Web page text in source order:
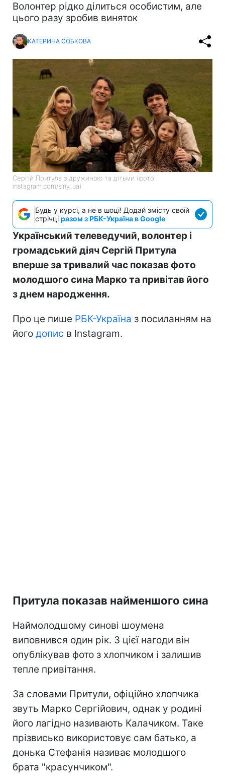
Волонтер рідко ділиться особистим, але
цього разу зробив виняток
КАТЕРИНА СОБКОВА
Сергій Притула з дружиною та дітьми (фото:
instagram.com/siriy_ua)
Будь у курсі, а не в шоці! Додай змісту своїй
стрічці разом з РБК-Україна в Google
Український телеведучий, волонтер і
громадський діяч Сергій Притула
вперше за тривалий час показав фото
молодшого сина Марко та привітав його
з днем народження.
Про це пише РБК-Україна з посиланням на
його допис в Instagram.
Притула показав найменшого сина
Наймолодшому синові шоумена
виповнився один рік. З цієї нагоди він
опублікував фото з хлопчиком і залишив
тепле привітання.
За словами Притули, офіційно хлопчика
звуть Марко Сергійович, однак у родині
його лагідно називають Калачиком. Таке
прізвисько використовує сам батько, а
донька Стефанія називає молодшого
брата "красунчиком".